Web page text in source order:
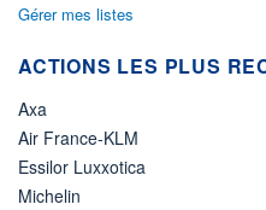
Gérer mes listes
ACTIONS LES PLUS
Axa
Air France-KLM
Essilor Luxxotica
Michelin